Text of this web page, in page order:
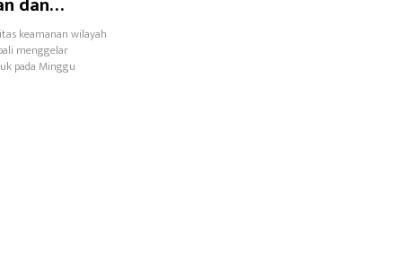
keamanan wilayah
menggelar
pada Minggu